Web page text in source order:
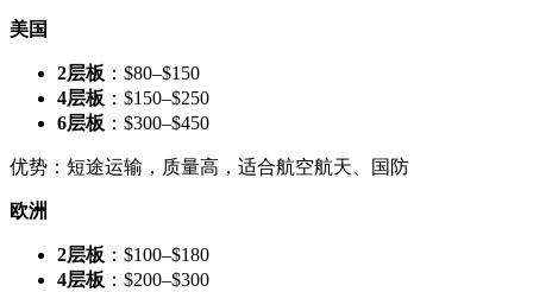
美国
2层板 ：$80–$150
4层板 ：$150–$250
6层板 ：$300–$450
优势：短途运输，质量高，适合航空航天、国防
欧洲
2层板 ：$100–$180
4层板 ：$200–$300